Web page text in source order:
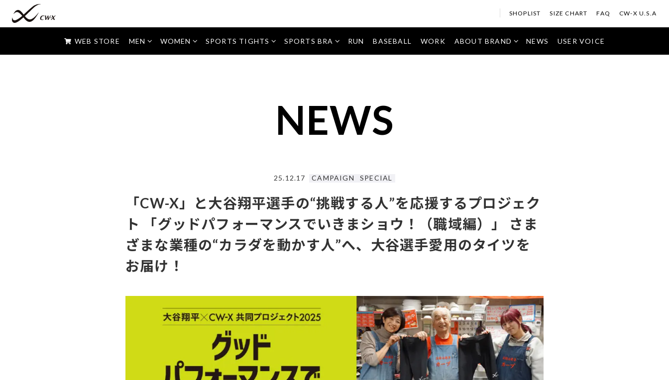
WEB STORE MEN
MEN
ター
インナ
プス
ボト
ムス
WOMEN
WOMEN
パーツサ
ポーター
インナー
トップ
ス
ツ
リー
SPORTS TIGHTS
ショート丈・ハーフ丈 SPORTS BRA
トレーニング・ダンスなど
RUN BASEBALL WORK ABOUT BRAND NEWS USER VOICE
SHOPLIST SIZE CHART FAQ CW-X U.S.A
NEWS
25.12.17 CAMPAIGN SPECIAL
「CW-X」と大谷翔平選手の“挑戦する人”を応援するプロジェク
ト 「グッドパフォーマンスでいきまショウ！（職域編）」 さま
ざまな業種の“カラダを動かす人”へ、大谷選手愛用のタイツを
お届け！